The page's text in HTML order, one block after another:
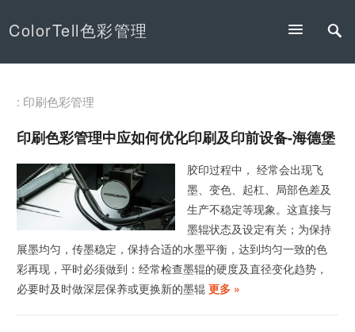
ColorTell色彩管理
: 印刷色彩管理
印刷色彩管理中应如何优化印刷及印前设备-海德堡
胶印过程中， 经常会出现飞
墨、变色、起杠、局部色差及
生产不稳定等现象。这直接与
墨辊状态及设定有关；为保持
展墨均匀，传墨稳定，保持合适的水墨平衡，达到均匀一致的色
彩再现，平时必须做到：经常检查墨辊的硬度及直径变化趋势，
必要时及时做深层保养或更换新的墨辊 更多 »